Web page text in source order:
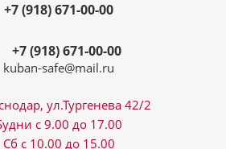
+7 (918) 671-00-00
+7 (918) 671-00-00
kuban-safe@mail.ru
ул.Тургенева 42/2
с 9.00 до 17.00
Сб с 10.00 до 15.00